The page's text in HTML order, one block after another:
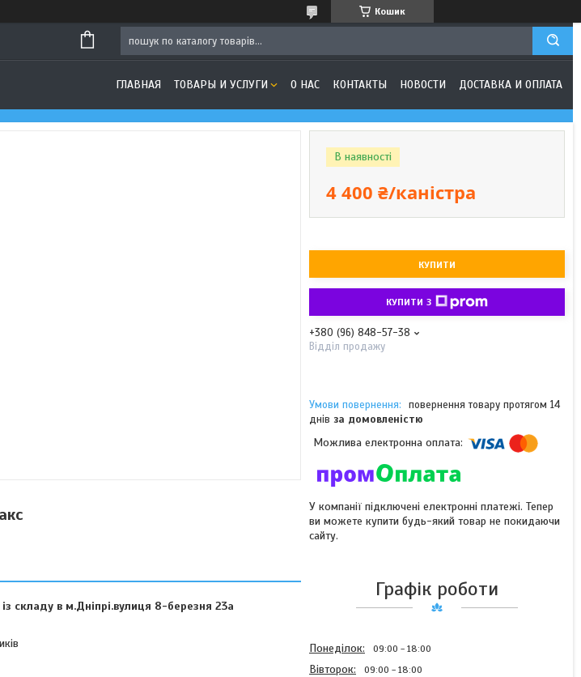
Кошик
ГЛАВНАЯ ТОВАРЫ И УСЛУГИ О НАС КОНТАКТЫ НОВОСТИ ДОСТАВКА И ОПЛАТА
складу в м.Дніпрі.вулиця 8-березня 23а
В наявності
4 400 ₴/каністра
КУПИТИ
КУПИТИ З
+380 (96) 848-57-38
Відділ продажу
повернення товару протягом 14
днів за домовленістю
У компанії підключені електронні платежі. Тепер
ви можете купити будь-який товар не покидаючи
сайту.
Графік роботи
Понеділок 09:00 18:00
Вівторок 09:00 18:00